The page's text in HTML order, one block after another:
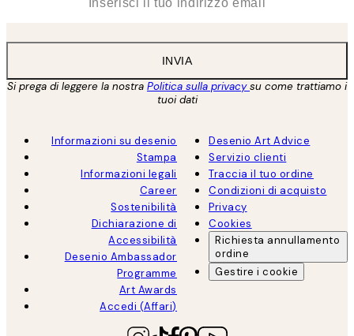
INVIA
Si prega di leggere la nostra Politica sulla privacysu come trattiamo i
tuoi dati
Informazioni su desenio
Stampa
Informazioni legali
Career
Sostenibilità
Dichiarazione di
Accessibilità
Desenio Ambassador
Programme
Art Awards
Accedi (Affari)
Desenio Art Advice
Servizio clienti
Traccia il tuo ordine
Condizioni di acquisto
Privacy
Cookies
Richiesta annullamento
ordine
Gestire i cookie